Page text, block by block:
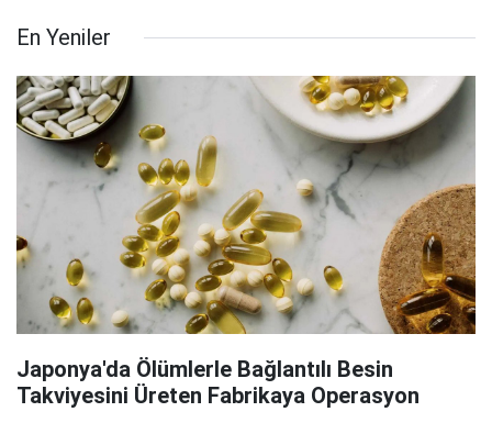
En Yeniler
Japonya'da Ölümlerle Bağlantılı Besin
Takviyesini Üreten Fabrikaya Operasyon